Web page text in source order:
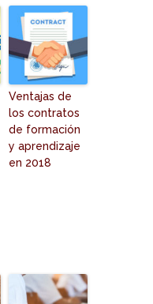
Ventajas de
los contratos
de formación
y aprendizaje
en 2018